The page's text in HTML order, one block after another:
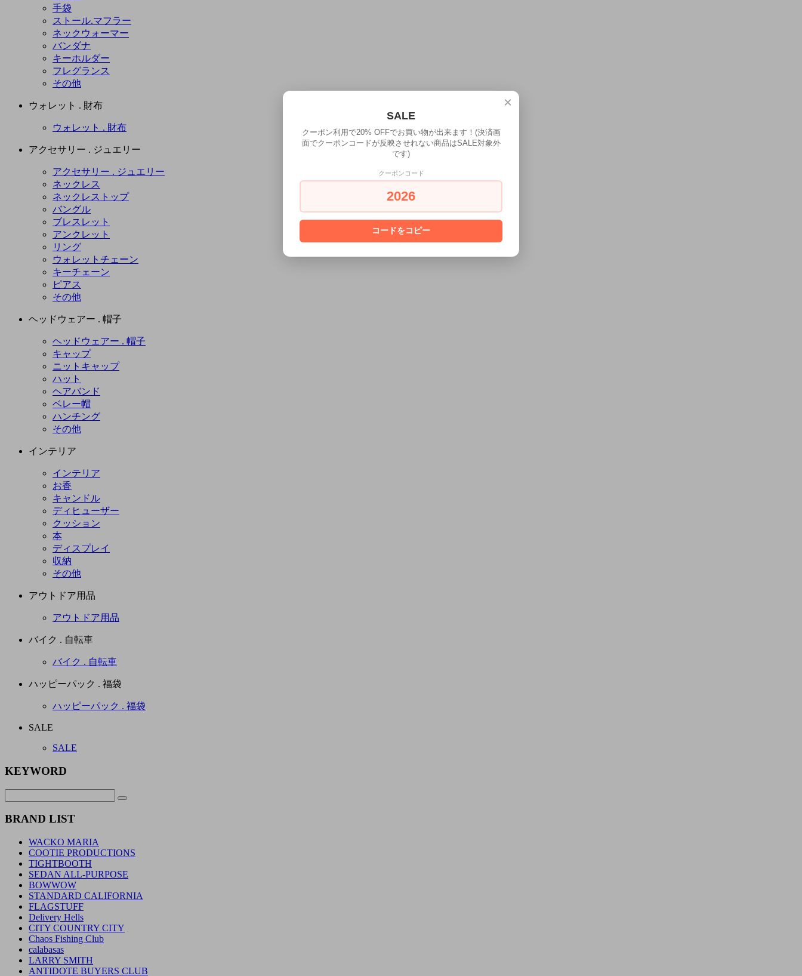
手袋
ストール.マフラー
ネックウォーマー
バンダナ
キーホルダー
フレグランス
その他
ウォレット . 財布
ウォレット . 財布
アクセサリー . ジュエリー
アクセサリー . ジュエリー
ネックレス
ネックレストップ
バングル
ブレスレット
アンクレット
リング
ウォレットチェーン
キーチェーン
ピアス
その他
ヘッドウェアー . 帽子
ヘッドウェアー . 帽子
キャップ
ニットキャップ
ハット
ヘアバンド
ベレー帽
ハンチング
その他
インテリア
インテリア
お香
キャンドル
ディヒューザー
クッション
本
ディスプレイ
収納
その他
アウトドア用品
アウトドア用品
バイク . 自転車
バイク . 自転車
ハッピーパック . 福袋
ハッピーパック . 福袋
SALE
SALE
KEYWORD
BRAND LIST
WACKO MARIA
COOTIE PRODUCTIONS
TIGHTBOOTH
SEDAN ALL-PURPOSE
BOWWOW
STANDARD CALIFORNIA
FLAGSTUFF
Delivery Hells
CITY COUNTRY CITY
Chaos Fishing Club
calabasas
LARRY SMITH
ANTIDOTE BUYERS CLUB
×
SALE
クーポン利用で20% OFFでお買い物が出来ます！(決済画
面でクーポンコードが反映させれない商品はSALE対象外
です)
クーポンコード
2026
コードをコピー